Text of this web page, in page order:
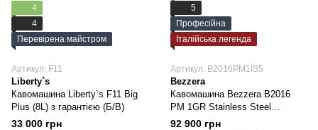
4
4
Перевірена майстром
Артикул: F11
Liberty`s
Кавомашина Liberty`s F11 Big
Plus (8L) з гарантією (Б/В)
33 000 грн
5
Професійна
Італійська легенда
Артикул: B2016PM1IS5
Bezzera
Кавомашина Bezzera B2016
PM 1GR Stainless Steel
B2016PM1IS5
92 900 грн